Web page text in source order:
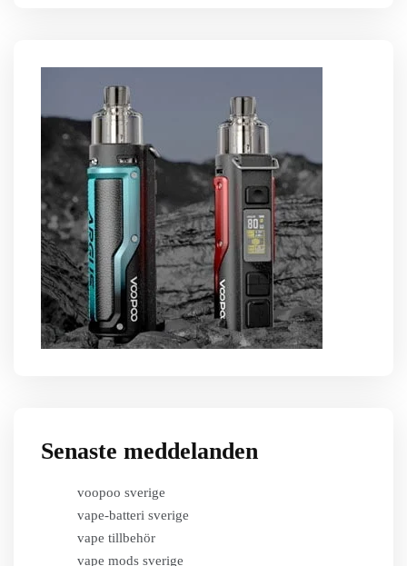
Senaste meddelanden
voopoo sverige
vape-batteri sverige
vape tillbehör
vape mods sverige